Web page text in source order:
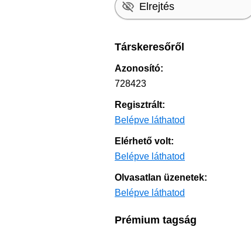
Elrejtés
Társkeresőről
Azonosító:
728423
Regisztrált:
Belépve láthatod
Elérhető volt:
Belépve láthatod
Olvasatlan üzenetek:
Belépve láthatod
Prémium tagság